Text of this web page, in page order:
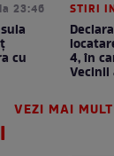
23:46
cu
STIRI
4, în
Vecinii
VEZI MAI MULT